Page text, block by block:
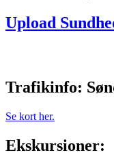
Upload
Trafikinfo:
Se kort her.
Ekskursioner: